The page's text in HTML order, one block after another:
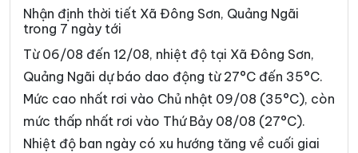
Xã Đăk Rơ Wa Xã Đăk Rve
Xã Đăk Sao Xã Đăk Tô
Xã Đăk Tờ Kan Xã Đăk Ui
Xã Đặng Thùy Trâm Xã Đình Cương
Xã Đông Trà Bồng Xã Dục Nông
Nhận định thời tiết Xã Đông Sơn, Quảng Ngãi
trong 7 ngày tới
Từ 06/08 đến 12/08, nhiệt độ tại Xã Đông Sơn,
Quảng Ngãi dự báo dao động từ 27°C đến 35°C.
Mức cao nhất rơi vào Chủ nhật 09/08 (35°C), còn
mức thấp nhất rơi vào Thứ Bảy 08/08 (27°C).
Nhiệt độ ban ngày có xu hướng tăng về cuối giai